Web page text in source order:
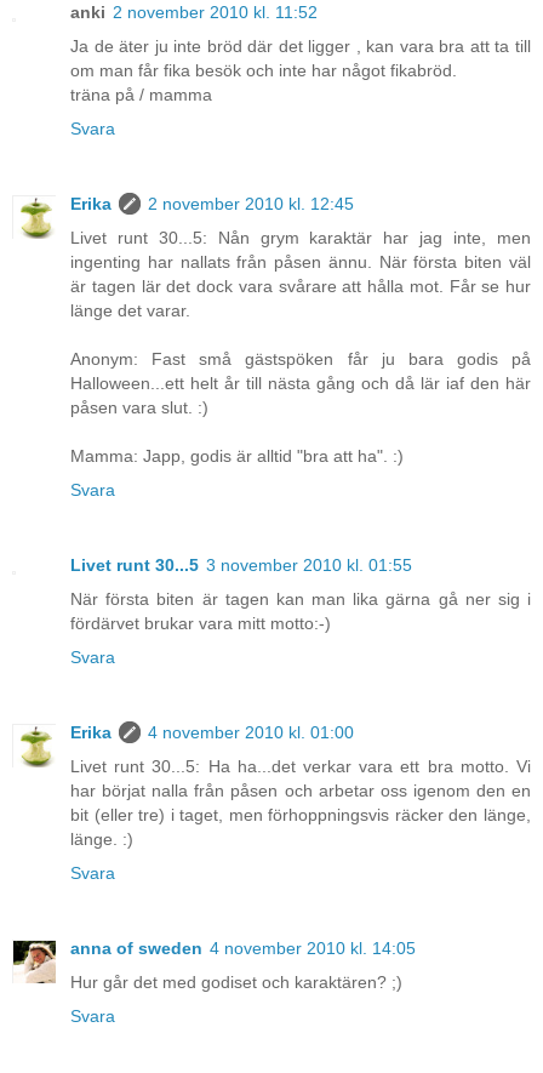
anki 2 november 2010 kl. 11:52
Ja de äter ju inte bröd där det ligger , kan vara bra att ta till
om man får fika besök och inte har något fikabröd.
träna på / mamma
Svara
Erika
2 november 2010 kl. 12:45
Livet runt 30...5: Nån grym karaktär har jag inte, men
ingenting har nallats från påsen ännu. När första biten väl
är tagen lär det dock vara svårare att hålla mot. Får se hur
länge det varar.
Anonym: Fast små gästspöken får ju bara godis på
Halloween...ett helt år till nästa gång och då lär iaf den här
påsen vara slut. :)
Mamma: Japp, godis är alltid "bra att ha". :)
Svara
Livet runt 30...5 3 november 2010 kl. 01:55
När första biten är tagen kan man lika gärna gå ner sig i
fördärvet brukar vara mitt motto:-)
Svara
Erika
4 november 2010 kl. 01:00
Livet runt 30...5: Ha ha...det verkar vara ett bra motto. Vi
har börjat nalla från påsen och arbetar oss igenom den en
bit (eller tre) i taget, men förhoppningsvis räcker den länge,
länge. :)
Svara
anna of sweden 4 november 2010 kl. 14:05
Hur går det med godiset och karaktären? ;)
Svara